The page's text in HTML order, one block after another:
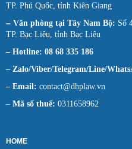
TP. Phú Quốc, tỉnh Kiên Giang
– Văn phòng tại Tây Nam Bộ: Số
TP. Bạc Liêu, tỉnh Bạc Liêu
– Hotline: 08 68 335 186
– Zalo/Viber/Telegram/Line/
– Email: contact@dhplaw.vn
– Mã số thuế: 0311658962
HOME